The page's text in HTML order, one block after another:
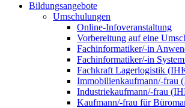
Bildungsangebote
Umschulungen
Online-Infoveranstaltung
Vorbereitung auf eine
Fachinformatiker/-in
Fachinformatiker/-in
Fachkraft Lagerlogistik
Immobilienkaufmann/-frau
Industriekaufmann/-frau
Kaufmann/-frau für